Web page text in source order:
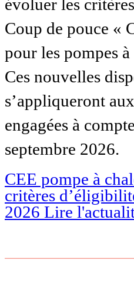
évoluer les
Coup de pouce «
pour les pompes
Ces nouvelles
s’appliqueront
engagées à
septembre 2026.
CEE pompe à
critères
2026 Lire